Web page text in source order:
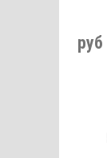
руб